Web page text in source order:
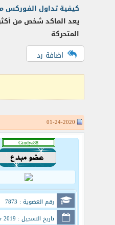
كيفية تداول الفوركس
يعد الماكد شخص من
المتحركة
اضافة رد
رقم العضوية : 7873
تاريخ التسجيل : Apr 2019